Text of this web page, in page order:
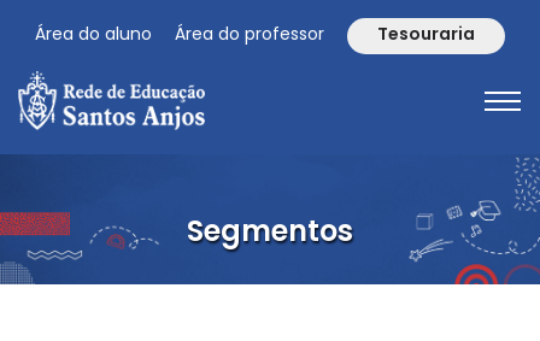
Área do aluno Área do professor Tesouraria
Segmentos